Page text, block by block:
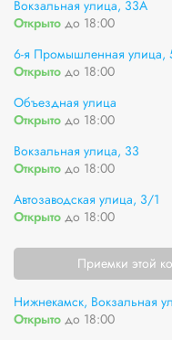
Вокзальная улица, 33А
Открыто до 18:00
6-я Промышленная улица,
Открыто до 18:00
Объездная улица
Открыто до 18:00
Вокзальная улица, 33
Открыто до 18:00
Автозаводская улица, 3/1
Открыто до 18:00
Приемки этой
Нижнекамск, Вокзальная
Открыто до 18:00